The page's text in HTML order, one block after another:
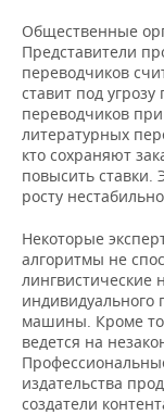
Общественные
Представители
переводчиков
ставит под
переводчиков
литературных
кто сохраняют
повысить ставки.
росту
Некоторые
алгоритмы не
лингвистические
индивидуального
машины. Кроме
ведется на
издательства
создатели